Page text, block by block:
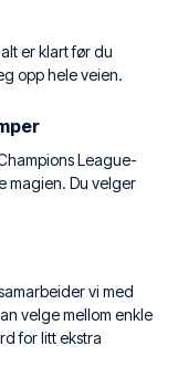
er klart før du
opp hele veien.
League-
magien. Du velger
vi med
velge mellom enkle
for litt ekstra